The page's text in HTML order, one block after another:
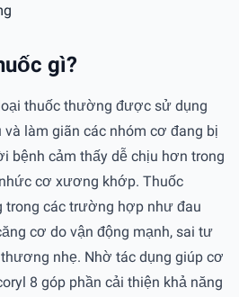
gì?
thuốc thường được sử dụng
làm giãn các nhóm cơ đang bị
bệnh cảm thấy dễ chịu hơn trong
cơ xương khớp. Thuốc
các trường hợp như đau
cơ do vận động mạnh, sai tư
nhẹ. Nhờ tác dụng giúp cơ
8 góp phần cải thiện khả năng